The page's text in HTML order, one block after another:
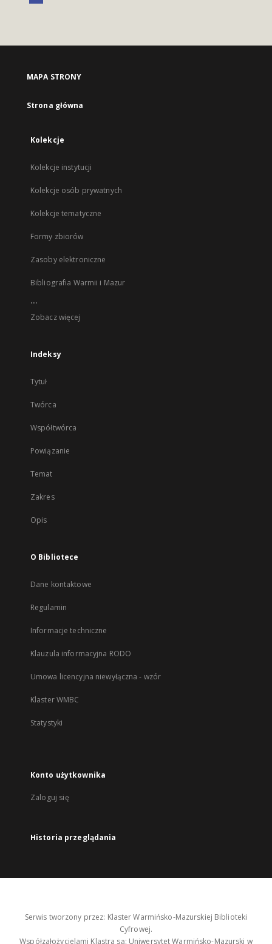
MAPA STRONY
Strona główna
Kolekcje
Kolekcje instytucji
Kolekcje osób prywatnych
Kolekcje tematyczne
Formy zbiorów
Zasoby elektroniczne
Bibliografia Warmii i Mazur
...
Zobacz więcej
Indeksy
Tytuł
Twórca
Współtwórca
Powiązanie
Temat
Zakres
Opis
O Bibliotece
Dane kontaktowe
Regulamin
Informacje techniczne
Klauzula informacyjna RODO
Umowa licencyjna niewyłączna - wzór
Klaster WMBC
Statystyki
Konto użytkownika
Zaloguj się
Historia przeglądania
Serwis tworzony przez: Klaster Warmińsko-Mazurskiej Biblioteki
Cyfrowej.
Współzałożycielami Klastra są: Uniwersytet Warmińsko-Mazurski w